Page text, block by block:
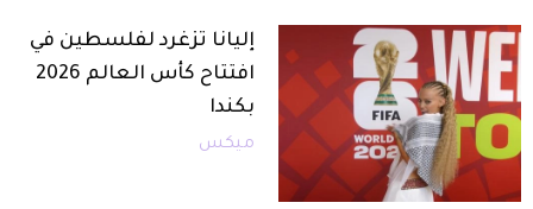
إليانا تزغرد لفلسطين في
افتتاح كأس العالم 2026
بكندا
ميكس